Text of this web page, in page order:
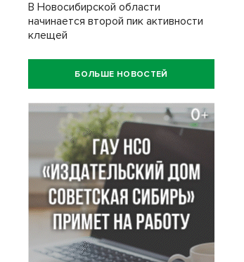
В Новосибирской области
начинается второй пик активности
клещей
БОЛЬШЕ НОВОСТЕЙ